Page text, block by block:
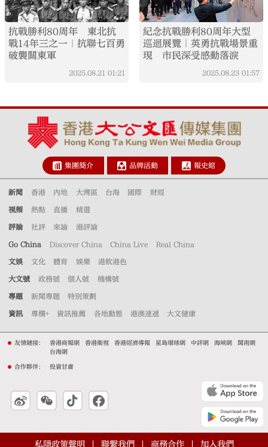
抗戰勝利80周年 東北抗
戰14年三之一｜抗聯七百勇
破襲關東軍
2025.08.21 01:21
紀念抗戰勝利80周年大型
巡迴展覽｜英勇抗戰場景重
現 市民深受感動落淚
2025.08.23 01:57
集團簡介 品牌活動 報史館
新聞 香港 內地 大灣區 台海 國際 財經
視頻 熱點 直播 精選
評論 社評 來論 港評論
Go China Discover China China Live Real China
文娛 文化 體育 娛樂 港飲港色
大文號 政務號 個人號 機構號
專題 新聞專題 特別策劃
資訊 專欄+ 資訊推薦 各地動態 港澳速遞 大文健康
友情鏈接： 香港商報網 香港衛視 香港經濟導報 星島環球網 中評網 海峽網
閩南網
台海網
合作夥伴： 投資甘肅
私隱政策聲明 聯繫我們 商務合作 加入我們